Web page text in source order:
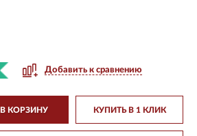
Добавить к сравнению
В КОРЗИНУ КУПИТЬ В 1 КЛИК